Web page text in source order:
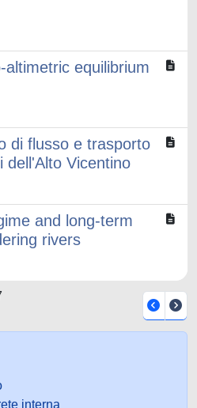
altimetric equilibrium
di flusso e trasporto
dell'Alto Vicentino
and long-term
rivers
interna